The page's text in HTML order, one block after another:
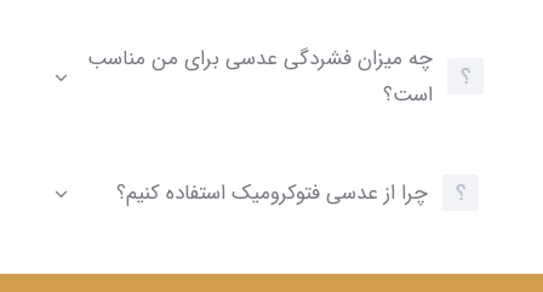
چه میزان فشردگی عدسی برای من مناسب
است؟
چرا از عدسی فتوکرومیک استفاده کنیم؟